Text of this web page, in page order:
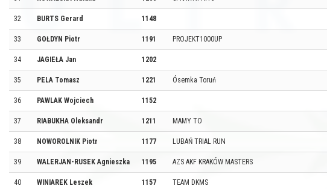
32 BURTS Gerard 1148
33 GOŁDYN Piotr 1191 PROJEKT1000UP
34 JAGIEŁA Jan 1202
35 PELA Tomasz 1221 Ósemka Toruń
36 PAWLAK Wojciech 1152
37 RIABUKHA Oleksandr 1211 MAMY TO
38 NOWOROLNIK Piotr 1177 LUBAŃ TRIAL RUN
39 WALERJAN-RUSEK Agnieszka 1195 AZS AKF KRAKÓW MASTERS
40 WINIAREK Leszek 1157 TEAM DKMS